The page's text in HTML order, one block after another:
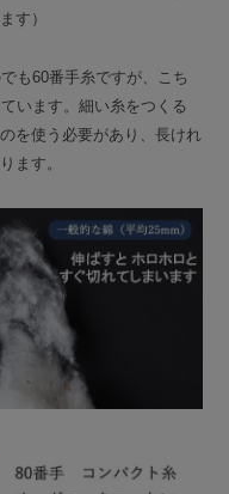
す）
も60番手糸ですが、こち
います。細い糸をつくる
を使う必要があり、長けれ
ます。